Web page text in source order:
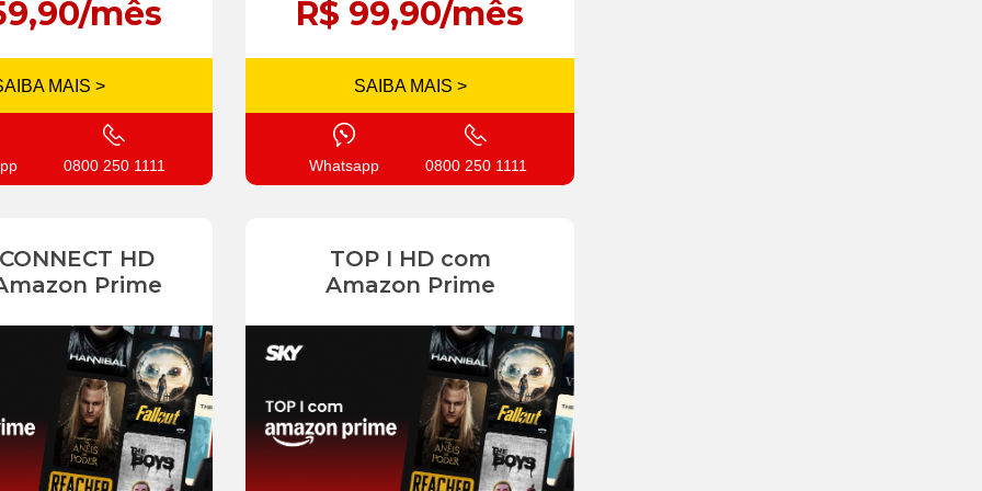
mês
MAIS >
0800 250 1111
R$ 99,90/mês
SAIBA MAIS >
Whatsapp 0800 250 1111
HD
Prime
TOP I HD com
Amazon Prime